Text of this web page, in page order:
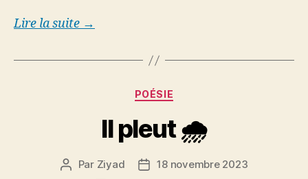
Lire la suite →
Catégories
POÉSIE
Il pleut 🌧️
Auteur
Par Ziyad
Date18 novembre 2023